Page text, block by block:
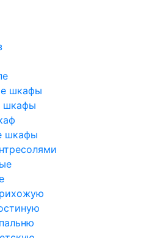
шкафы
шкафы
шкафы